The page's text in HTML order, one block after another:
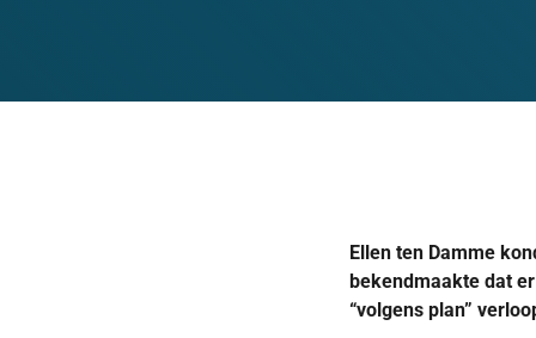
Ellen ten Damme
bekendmaakte dat
“volgens plan”